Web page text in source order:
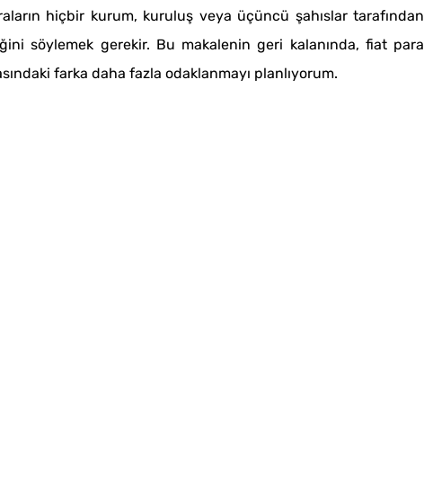
hiçbir kurum, kuruluş veya üçüncü şahıslar tarafından
söylemek gerekir. Bu makalenin geri kalanında, fiat para
farka daha fazla odaklanmayı planlıyorum.